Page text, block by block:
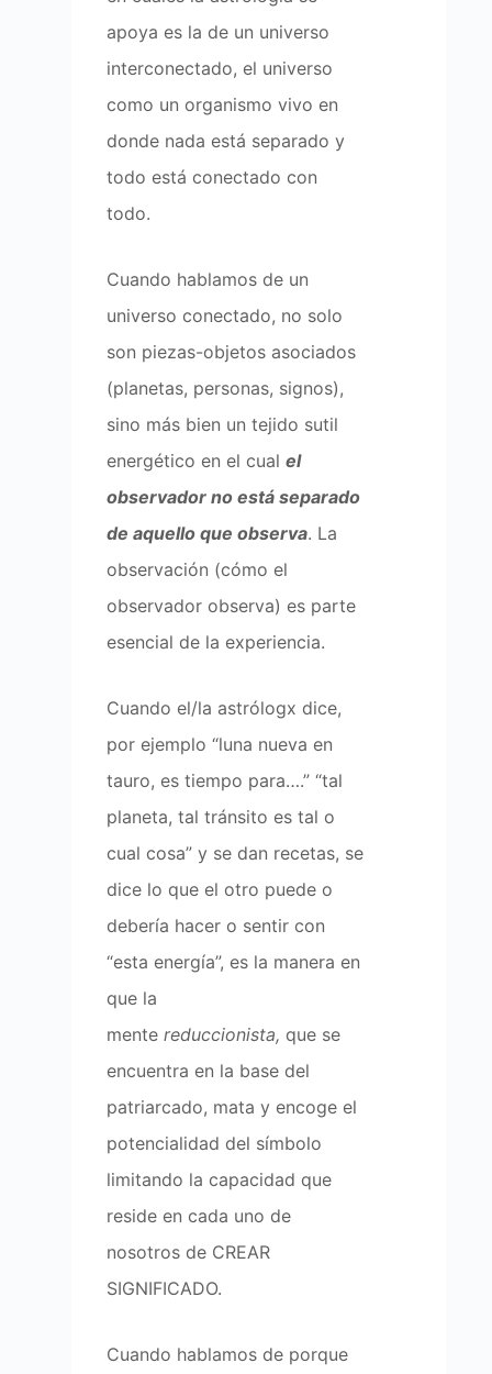
apoya es la de un universo
interconectado, el universo
como un organismo vivo en
donde nada está separado y
todo está conectado con
todo.
Cuando hablamos de un
universo conectado, no solo
son piezas-objetos asociados
(planetas, personas, signos),
sino más bien un tejido sutil
energético en el cual el
observador no está separado
de aquello que observa. La
observación (cómo el
observador observa) es parte
esencial de la experiencia.
Cuando el/la astrólogx dice,
por ejemplo “luna nueva en
tauro, es tiempo para….” “tal
planeta, tal tránsito es tal o
cual cosa” y se dan recetas, se
dice lo que el otro puede o
debería hacer o sentir con
“esta energía”, es la manera en
que la
mente reduccionista, que se
encuentra en la base del
patriarcado, mata y encoge el
potencialidad del símbolo
limitando la capacidad que
reside en cada uno de
nosotros de CREAR
SIGNIFICADO.
Cuando hablamos de porque